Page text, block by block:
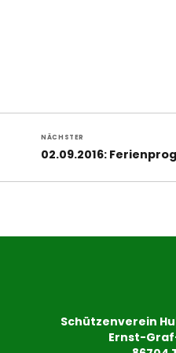
NÄCHSTER
Nächster
02.09.2016:
Schützenverein
Ernst-